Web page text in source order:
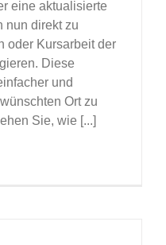
eine aktualisierte
nun direkt zu
oder Kursarbeit der
Diese
und
Ort zu
Sie, wie [...]